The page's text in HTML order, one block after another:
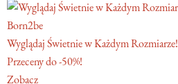
Born2be
Wyglądaj Świetnie w Każdym Rozmiarze!
Przeceny do -50%!
Zobacz